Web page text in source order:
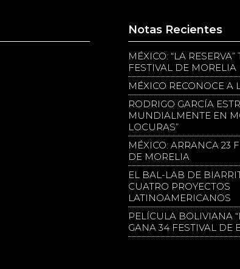
Notas Recientes
MÉXICO: “LA
FESTIVAL DE MORELIA
MÉXICO RECONOCE A
RODRIGO GARCÍA
MUNDIALMENTE EN
LOCURAS”
MÉXICO: ARRANCA 23
DE MORELIA
EL BAL-LAB DE
CUATRO PROYECTOS
LATINOAMERICANOS
PELÍCULA BOLIVIANA
GANA 34 FESTIVAL DE